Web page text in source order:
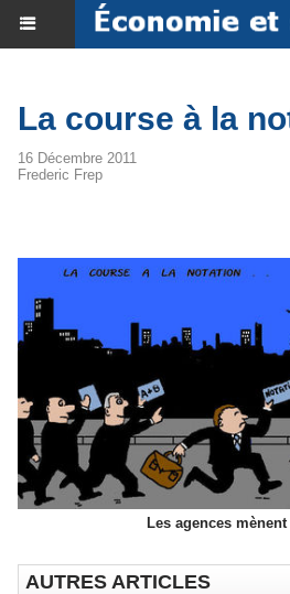
La course à la
16 Décembre 2011
Frederic Frep
Les agences
AUTRES ARTICLES